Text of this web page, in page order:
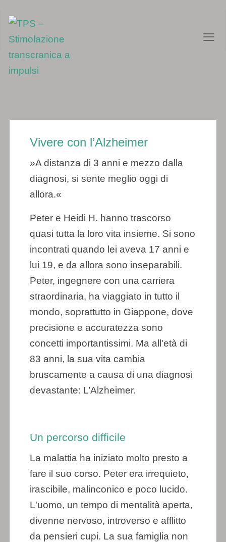
≡
Vivere con l’Alzheimer
»A distanza di 3 anni e mezzo dalla
diagnosi, si sente meglio oggi di
allora.«
Peter e Heidi H. hanno trascorso
quasi tutta la loro vita insieme. Si sono
incontrati quando lei aveva 17 anni e
lui 19, e da allora sono inseparabili.
Peter, ingegnere con una carriera
straordinaria, ha viaggiato in tutto il
mondo, soprattutto in Giappone, dove
precisione e accuratezza sono
concetti importantissimi. Ma all'età di
83 anni, la sua vita cambia
bruscamente a causa di una diagnosi
devastante: L’Alzheimer.
Un percorso difficile
La malattia ha iniziato molto presto a
fare il suo corso. Peter era irrequieto,
irascibile, malinconico e poco lucido.
L'uomo, un tempo di mentalità aperta,
divenne nervoso, introverso e afflitto
da pensieri cupi. La sua famiglia non